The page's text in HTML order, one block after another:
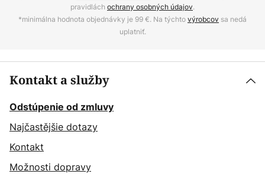
pravidlách ochrany osobných údajov.
*minimálna hodnota objednávky je 99 €. Na týchtovýrobcov sa nedá
uplatniť.
Kontakt a služby
Odstúpenie od zmluvy
Najčastějšie dotazy
Kontakt
Možnosti dopravy